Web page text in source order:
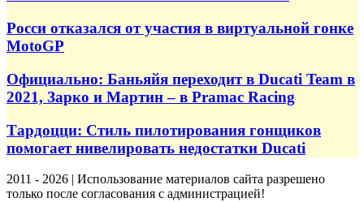
Росси отказался от участия в виртуальной гонке
MotoGP
Официально: Баньяйя переходит в Ducati Team в
2021, Зарко и Мартин – в Pramac Racing
Тардоцци: Стиль пилотирования гонщиков
помогает нивелировать недостатки Ducati
2011 - 2026 | Использование материалов сайта разрешено
только после согласования с администрацией!